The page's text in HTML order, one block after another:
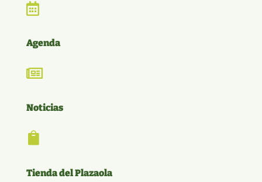

Agenda

Noticias

Tienda del Plazaola